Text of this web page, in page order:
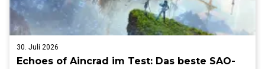
30. Juli 2026
Echoes of Aincrad im Test: Das beste SAO-